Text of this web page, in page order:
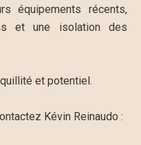
équipements récents,
et une isolation des
et potentiel.
Kévin Reinaudo :